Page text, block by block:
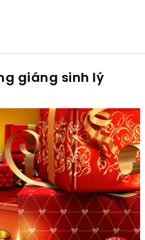
giáng sinh lý